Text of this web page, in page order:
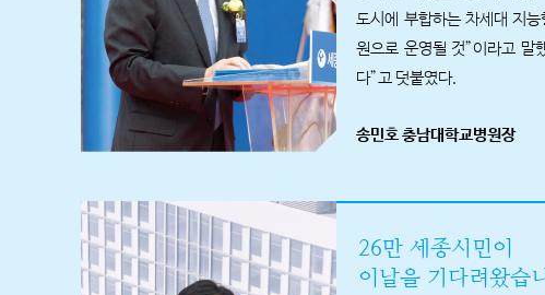
도시에 부합하는 차세대 지
원으로 운영될 것”이라고 말
다”고 덧붙였다.
송민호 충남대학교병원장
26만 세종시민이
이날을 기다려왔습